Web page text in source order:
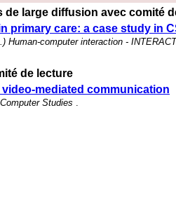
large diffusion avec comité
primary care: a case study in
Human-computer interaction -
de lecture
mediated communication
Studies .